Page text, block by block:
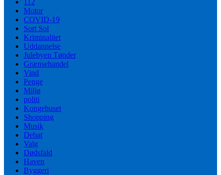
Motor
COVID-19
Sort Sol
Kriminalitet
Uddannelse
Julebyen Tønder
Grænsehandel
Vind
Penge
Miljø
politi
Kongehuset
Shopping
Musik
Debat
Valg
Dødsfald
Haven
Byggeri